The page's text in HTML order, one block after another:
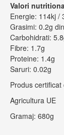
Valori
Energie: 114kj /
Grasimi: 0.2g
Carbohidrati:
Fibre: 1.7g
Proteine: 1.4g
Saruri: 0.02g
Produs
Agricultura UE
Gramaj: 680g